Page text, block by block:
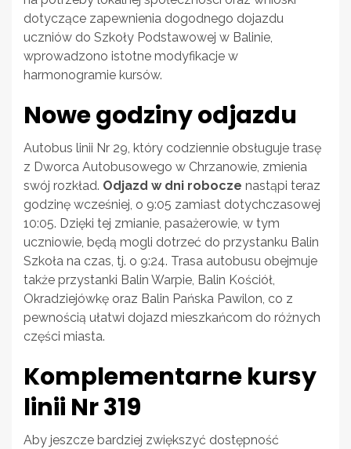
dotyczące zapewnienia dogodnego dojazdu
uczniów do Szkoły Podstawowej w Balinie,
wprowadzono istotne modyfikacje w
harmonogramie kursów.
Nowe godziny odjazdu
Autobus linii Nr 29, który codziennie obsługuje trasę
z Dworca Autobusowego w Chrzanowie, zmienia
swój rozkład. Odjazd w dni robocze nastąpi teraz
godzinę wcześniej, o 9:05 zamiast dotychczasowej
10:05. Dzięki tej zmianie, pasażerowie, w tym
uczniowie, będą mogli dotrzeć do przystanku Balin
Szkoła na czas, tj. o 9:24. Trasa autobusu obejmuje
także przystanki Balin Warpie, Balin Kościół,
Okradziejówkę oraz Balin Pańska Pawilon, co z
pewnością ułatwi dojazd mieszkańcom do różnych
części miasta.
Komplementarne kursy
linii Nr 319
Aby jeszcze bardziej zwiększyć dostępność